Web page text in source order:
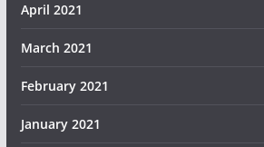
April 2021
March 2021
February 2021
January 2021